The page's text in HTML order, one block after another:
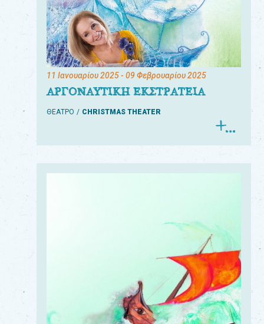
11 Ιανουαρίου 2025- 09 Φεβρουαρίου 2025
ΑΡΓΟΝΑΥΤΙΚΗ ΕΚΣΤΡΑΤΕΙΑ
ΘΕΑΤΡΟ CHRISTMAS THEATER